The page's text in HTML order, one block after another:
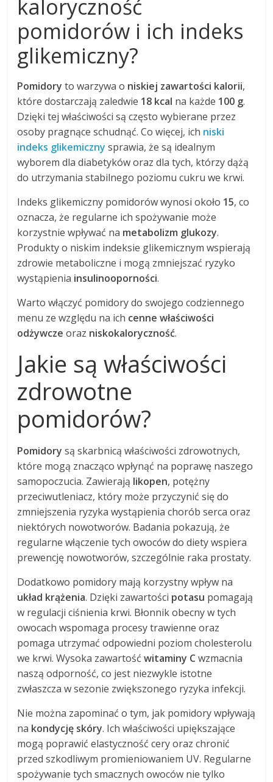
kaloryczność
pomidorów i ich indeks
glikemiczny?
Pomidory to warzywa o niskiej zawartości kalorii,
które dostarczają zaledwie 18 kcal na każde 100 g.
Dzięki tej właściwości są często wybierane przez
osoby pragnące schudnąć. Co więcej, ich niski
indeks glikemiczny sprawia, że są idealnym
wyborem dla diabetyków oraz dla tych, którzy dążą
do utrzymania stabilnego poziomu cukru we krwi.
Indeks glikemiczny pomidorów wynosi około 15, co
oznacza, że regularne ich spożywanie może
korzystnie wpływać na metabolizm glukozy.
Produkty o niskim indeksie glikemicznym wspierają
zdrowie metaboliczne i mogą zmniejszać ryzyko
wystąpienia insulinooporności.
Warto włączyć pomidory do swojego codziennego
menu ze względu na ich cenne właściwości
odżywcze oraz niskokaloryczność.
Jakie są właściwości
zdrowotne
pomidorów?
Pomidory są skarbnicą właściwości zdrowotnych,
które mogą znacząco wpłynąć na poprawę naszego
samopoczucia. Zawierają likopen, potężny
przeciwutleniacz, który może przyczynić się do
zmniejszenia ryzyka wystąpienia chorób serca oraz
niektórych nowotworów. Badania pokazują, że
regularne włączenie tych owoców do diety wspiera
prewencję nowotworów, szczególnie raka prostaty.
Dodatkowo pomidory mają korzystny wpływ na
układ krążenia. Dzięki zawartości potasu pomagają
w regulacji ciśnienia krwi. Błonnik obecny w tych
owocach wspomaga procesy trawienne oraz
pomaga utrzymać odpowiedni poziom cholesterolu
we krwi. Wysoka zawartośćwitaminy Cwzmacnia
naszą odporność, co jest niezwykle istotne
zwłaszcza w sezonie zwiększonego ryzyka infekcji.
Nie można zapominać o tym, jak pomidory wpływają
na kondycję skóry. Ich właściwości upiększające
mogą poprawić elastyczność cery oraz chronić
przed szkodliwym promieniowaniem UV. Regularne
spożywanie tych smacznych owoców nie tylko